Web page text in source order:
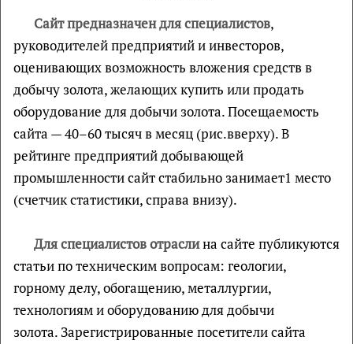
Сайт предназначен для специалистов,
руководителей предприятий и инвесторов,
оценивающих возможность вложения средств в
добычу золота, желающих купить или продать
оборудование для добычи золота. Посещаемость
сайта — 40–60 тысяч в месяц (рис.вверху). В
рейтинге предприятий добывающей
промышленности сайт стабильно занимает1 место
(счетчик статистики, справа внизу).
Для специалистов отраслина сайте публикуются
статьи по техническим вопросам: геологии,
горному делу, обогащению, металлургии,
технологиям и оборудованию для добычи
золота. Зарегистрированные посетители сайта